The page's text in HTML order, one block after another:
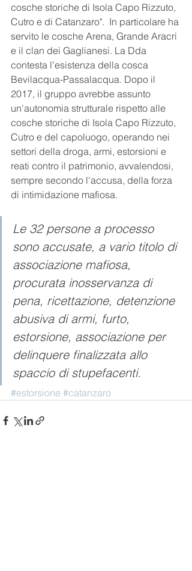
cosche storiche di Isola Capo Rizzuto,
Cutro e di Catanzaro".  In particolare ha
servito le cosche Arena, Grande Aracri
e il clan dei Gaglianesi. La Dda
contesta l’esistenza della cosca
Bevilacqua-Passalacqua. Dopo il
2017, il gruppo avrebbe assunto
un'autonomia strutturale rispetto alle
cosche storiche di Isola Capo Rizzuto,
Cutro e del capoluogo, operando nei
settori della droga, armi, estorsioni e
reati contro il patrimonio, avvalendosi,
sempre secondo l'accusa, della forza
di intimidazione mafiosa.
Le 32 persone a processo
sono accusate, a vario titolo di
associazione mafiosa,
procurata inosservanza di
pena, ricettazione, detenzione
abusiva di armi, furto,
estorsione, associazione per
delinquere finalizzata allo
spaccio di stupefacenti.
#estorsione #catanzaro